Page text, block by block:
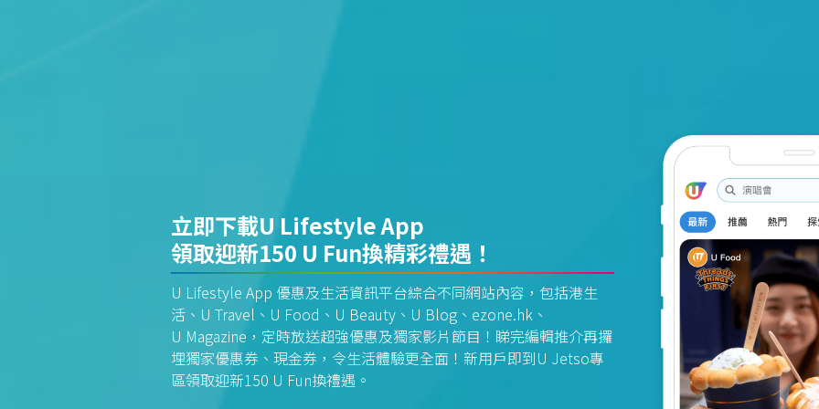
立即下載U Lifestyle App
領取迎新150 U Fun換精彩禮遇！
U Lifestyle App 優惠及生活資訊平台綜合不同網站內容，包括港生
活、U Travel、U Food、U Beauty、U Blog、ezone.hk、
U Magazine，定時放送超強優惠及獨家影片節目！睇完編輯推介再攞
埋獨家優惠券、現金券，令生活體驗更全面！新用戶即到U Jetso專
區領取迎新150 U Fun換禮遇。